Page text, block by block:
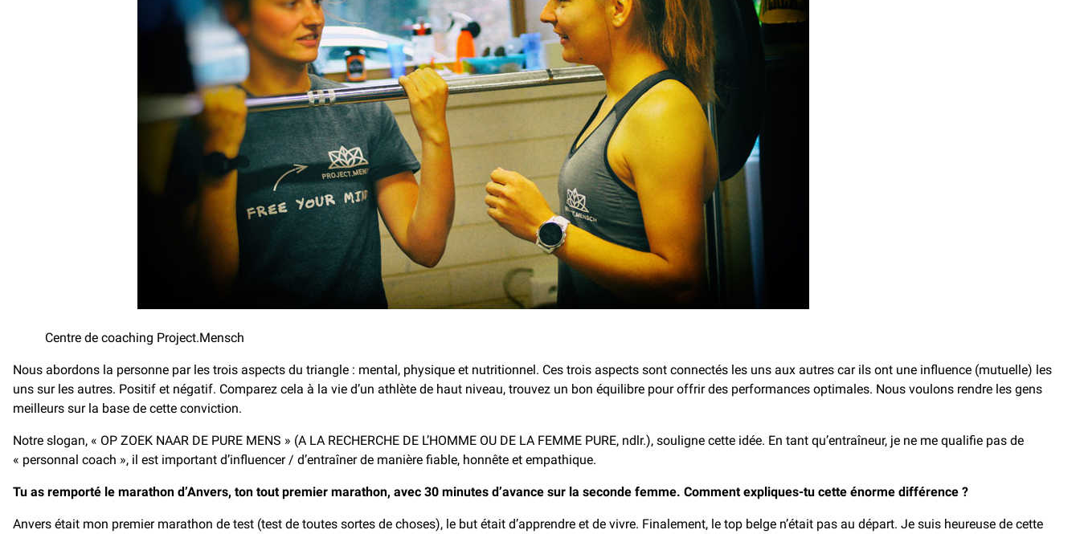
Centre de coaching Project.Mensch
Nous abordons la personne par les trois aspects du triangle : mental, physique et nutritionnel. Ces trois aspects sont connectés les uns aux autres car ils ont une influence (mutuelle) les
uns sur les autres. Positif et négatif. Comparez cela à la vie d’un athlète de haut niveau, trouvez un bon équilibre pour offrir des performances optimales. Nous voulons rendre les gens
meilleurs sur la base de cette conviction.
Notre slogan, « OP ZOEK NAAR DE PURE MENS » (A LA RECHERCHE DE L’HOMME OU DE LA FEMME PURE, ndlr.), souligne cette idée. En tant qu’entraîneur, je ne me qualifie pas de
« personnal coach », il est important d’influencer / d’entraîner de manière fiable, honnête et empathique.
Tu as remporté le marathon d’Anvers, ton tout premier marathon, avec 30 minutes d’avance sur la seconde femme. Comment expliques-tu cette énorme différence ?
Anvers était mon premier marathon de test (test de toutes sortes de choses), le but était d’apprendre et de vivre. Finalement, le top belge n’était pas au départ. Je suis heureuse de cette